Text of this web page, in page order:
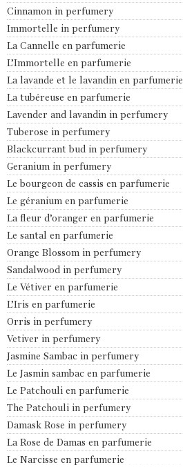
Cinnamon in perfumery
Immortelle in perfumery
La Cannelle en parfumerie
L’Immortelle en parfumerie
La lavande et le lavandin en parfumerie
La tubéreuse en parfumerie
Lavender and lavandin in perfumery
Tuberose in perfumery
Blackcurrant bud in perfumery
Geranium in perfumery
Le bourgeon de cassis en parfumerie
Le géranium en parfumerie
La fleur d’oranger en parfumerie
Le santal en parfumerie
Orange Blossom in perfumery
Sandalwood in perfumery
Le Vétiver en parfumerie
L’Iris en parfumerie
Orris in perfumery
Vetiver in perfumery
Jasmine Sambac in perfumery
Le Jasmin sambac en parfumerie
Le Patchouli en parfumerie
The Patchouli in perfumery
Damask Rose in perfumery
La Rose de Damas en parfumerie
Le Narcisse en parfumerie